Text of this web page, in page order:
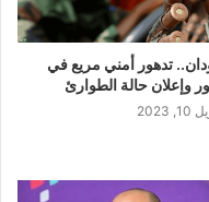
تدهور أمني مريع في
وإعلان حالة الطوارئ
2023